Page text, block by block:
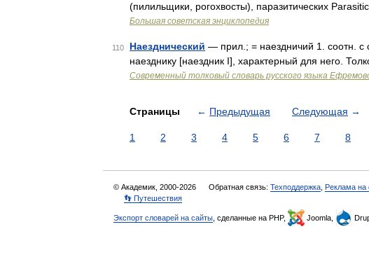
(пилильщики, рогохвосты), паразитических
Большая советская энциклопедия
110 Наезднический — прил.; = наездничий 1. соотн. с
наезднику [наездник I], характерный для него.
Современный толковый словарь русского языка
Страницы ← Предыдущая Следующая →
1 2 3 4 5 6 7 8
© Академик, 2000-2026 Обратная связь: Техподдержка Реклама на
👣 Путешествия
Экспорт словарей на сайты , сделанные на PHP, Joomla,